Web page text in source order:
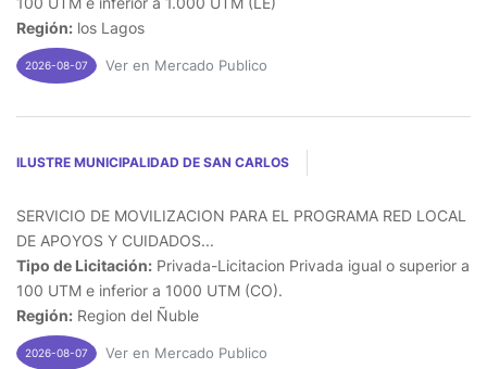
Región: los Lagos
2026-08-07 Ver en Mercado Publico
ILUSTRE MUNICIPALIDAD DE SAN CARLOS
SERVICIO DE MOVILIZACION PARA EL PROGRAMA RED LOCAL
DE APOYOS Y CUIDADOS...
Tipo de Licitación: Privada-Licitacion Privada igual o superior a
100 UTM e inferior a 1000 UTM (CO).
Región: Region del Ñuble
2026-08-07 Ver en Mercado Publico